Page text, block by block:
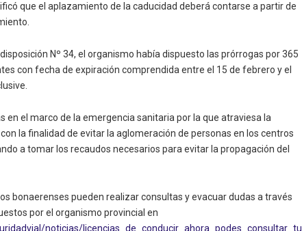
que el aplazamiento de la caducidad deberá contarse a partir de
Nº 34, el organismo había dispuesto las prórrogas por 365
con fecha de expiración comprendida entre el 15 de febrero y el
en el marco de la emergencia sanitaria por la que atraviesa la
la finalidad de evitar la aglomeración de personas en los centros
a tomar los recaudos necesarios para evitar la propagación del
bonaerenses pueden realizar consultas y evacuar dudas a través
por el organismo provincial en
noticias/licencias_de_conducir_ahora_podes_consultar_tu